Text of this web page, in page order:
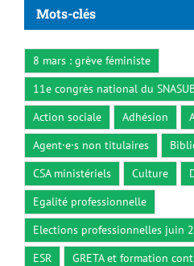
Mots-clés
8 mars : grève féministe
11e congrès national du
Action sociale
Adhésion
Agent·e·s non titulaires
CSA ministériels
Culture
Egalité professionnelle
Elections professionnelles juin
ESR
GRETA et formation